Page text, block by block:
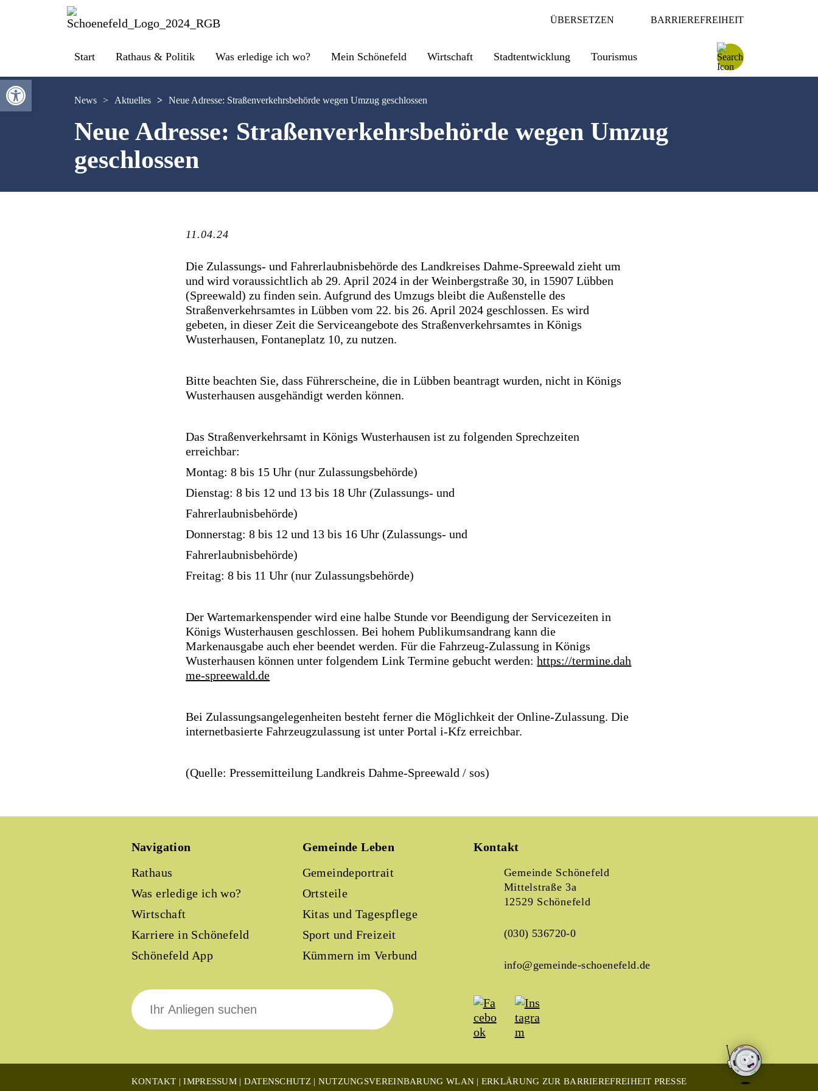
Werkzeugleiste öffnen
ÜBERSETZEN BARRIEREFREIHEIT
Start Rathaus & Politik Was erledige ich wo? Mein Schönefeld Wirtschaft Stadtentwicklung Tourismus
News > Aktuelles > Neue Adresse: Straßenverkehrsbehörde wegen Umzug geschlossen
Neue Adresse: Straßenverkehrsbehörde wegen Umzug
geschlossen
11.04.24
Die Zulassungs- und Fahrerlaubnisbehörde des Landkreises Dahme-Spreewald zieht um
und wird voraussichtlich ab 29. April 2024 in der Weinbergstraße 30, in 15907 Lübben
(Spreewald) zu finden sein. Aufgrund des Umzugs bleibt die Außenstelle des
Straßenverkehrsamtes in Lübben vom 22. bis 26. April 2024 geschlossen. Es wird
gebeten, in dieser Zeit die Serviceangebote des Straßenverkehrsamtes in Königs
Wusterhausen, Fontaneplatz 10, zu nutzen.
Bitte beachten Sie, dass Führerscheine, die in Lübben beantragt wurden, nicht in Königs
Wusterhausen ausgehändigt werden können.
Das Straßenverkehrsamt in Königs Wusterhausen ist zu folgenden Sprechzeiten
erreichbar:
Montag: 8 bis 15 Uhr (nur Zulassungsbehörde)
Dienstag: 8 bis 12 und 13 bis 18 Uhr (Zulassungs- und
Fahrerlaubnisbehörde)
Donnerstag: 8 bis 12 und 13 bis 16 Uhr (Zulassungs- und
Fahrerlaubnisbehörde)
Freitag: 8 bis 11 Uhr (nur Zulassungsbehörde)
Der Wartemarkenspender wird eine halbe Stunde vor Beendigung der Servicezeiten in
Königs Wusterhausen geschlossen. Bei hohem Publikumsandrang kann die
Markenausgabe auch eher beendet werden. Für die Fahrzeug-Zulassung in Königs
Wusterhausen können unter folgendem Link Termine gebucht werden:https://termine.dah
me-spreewald.de
Bei Zulassungsangelegenheiten besteht ferner die Möglichkeit der Online-Zulassung. Die
internetbasierte Fahrzeugzulassung ist unter Portal i-Kfz erreichbar.
(Quelle: Pressemitteilung Landkreis Dahme-Spreewald / sos)
Navigation
Rathaus
Was erledige ich wo?
Wirtschaft
Karriere in Schönefeld
Schönefeld App
Gemeinde Leben
Gemeindeportrait
Ortsteile
Kitas und Tagespflege
Sport und Freizeit
Kümmern im Verbund
Kontakt
Gemeinde Schönefeld
Mittelstraße 3a
12529 Schönefeld
(030) 536720-0
info@gemeinde-schoenefeld.de
Suche
nach:
KONTAKT IMPRESSUM DATENSCHUTZ NUTZUNGSVEREINBARUNG WLAN ERKLÄRUNG ZUR BARRIEREFREIHEIT PRESSE